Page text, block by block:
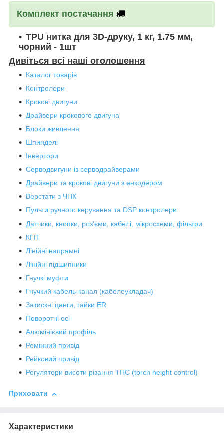
Комплект постачання
TPU нитка для 3D-друку, 1 кг, 1.75 мм,
чорний - 1шт
Дивіться всі наші оголошення
Каталог товарів
Контролери
Крокові двигуни
Драйвери крокового двигуна
Блоки живлення
Шпинделі
Інвертори
Серводвигуни із серводрайверами
Драйвери та крокові двигуни з енкодером
Верстати з ЧПК
Пульти ручного керування та DSP контролери
Датчики, кнопки, роз'єми, кабелі, мікросхеми, фільтри
КГП
Лінійні напрямні
Лінійні підшипники
Гнучкі муфти
Гнучкий кабель-канал (кабелеукладач)
Затискні цанги, гайки ER
Поворотні осі
Алюмінієвий профіль
Ремінний привід
Рейковий привід
Регулятори висоти різання THC (torch height control)
Приховати
Характеристики